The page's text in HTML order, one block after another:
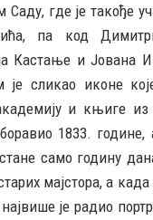
Саду, где је такође
па код
Кастање и Јована
је сликао иконе
и књиге из
1833. године,
само годину
мајстора, а
је радио